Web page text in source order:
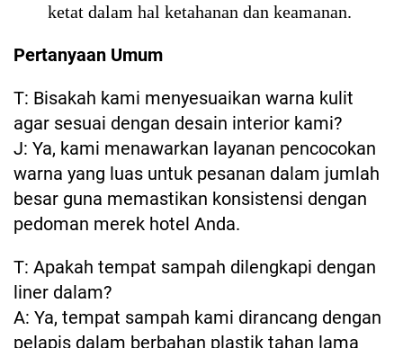
ketat dalam hal ketahanan dan keamanan.
Pertanyaan Umum
T: Bisakah kami menyesuaikan warna kulit
agar sesuai dengan desain interior kami?
J: Ya, kami menawarkan layanan pencocokan
warna yang luas untuk pesanan dalam jumlah
besar guna memastikan konsistensi dengan
pedoman merek hotel Anda.
T: Apakah tempat sampah dilengkapi dengan
liner dalam?
A: Ya, tempat sampah kami dirancang dengan
pelapis dalam berbahan plastik tahan lama